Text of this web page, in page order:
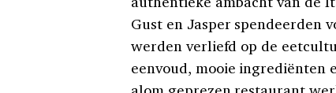
Gust en Jasper spendeerden
werden verliefd op de
eenvoud, mooie ingrediënten